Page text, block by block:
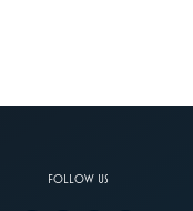
FOLLOW US